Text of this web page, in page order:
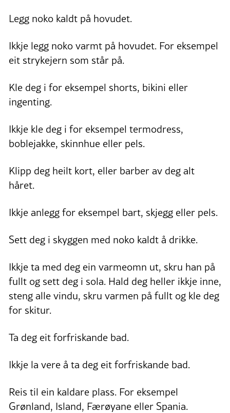
Legg noko kaldt på hovudet.
Ikkje legg noko varmt på hovudet. For eksempel
eit strykejern som står på.
Kle deg i for eksempel shorts, bikini eller
ingenting.
Ikkje kle deg i for eksempel termodress,
boblejakke, skinnhue eller pels.
Klipp deg heilt kort, eller barber av deg alt
håret.
Ikkje anlegg for eksempel bart, skjegg eller pels.
Sett deg i skyggen med noko kaldt å drikke.
Ikkje ta med deg ein varmeomn ut, skru han på
fullt og sett deg i sola. Hald deg heller ikkje inne,
steng alle vindu, skru varmen på fullt og kle deg
for skitur.
Ta deg eit forfriskande bad.
Ikkje la vere å ta deg eit forfriskande bad.
Reis til ein kaldare plass. For eksempel
Grønland, Island, Færøyane eller Spania.